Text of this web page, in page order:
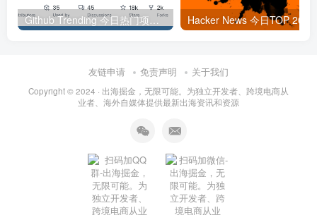
Github Trending 今日热门项目 | 2025-09-06
友链申请 免责声明 关于我们
Copyright © 2024 · 出海掘金，无限可能。为独立开发者、跨境电商从
业者、海外自媒体提供最新出海资讯和资源